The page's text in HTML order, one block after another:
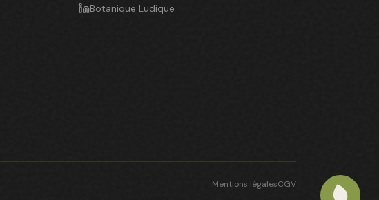
Botanique Ludique
Mentions légalesCGV